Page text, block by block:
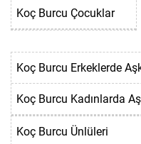
Koç Burcu Çocuklar
Koç Burcu Erkeklerde
Koç Burcu Kadınlarda
Koç Burcu Ünlüleri